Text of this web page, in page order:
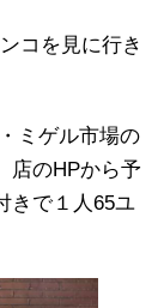
コを見に行き
ミゲル市場の
店のHPから予
きで１人65ユ